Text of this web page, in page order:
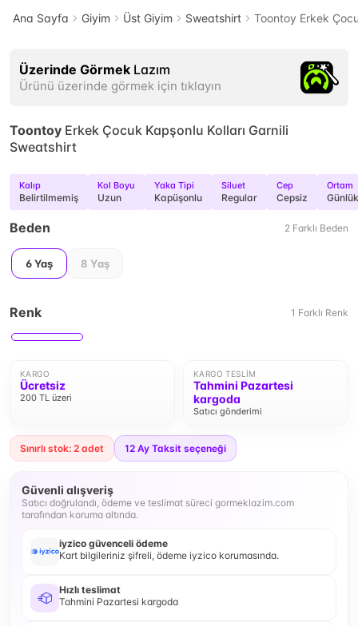
Ana Sayfa Giyim Üst Giyim Sweatshirt Toontoy Erkek
Üzerinde Görmek Lazım
Ürünü üzerinde görmek için tıklayın
Toontoy Erkek Çocuk Kapşonlu Kolları Garnili
Sweatshirt
Kalıp
Belirtilmemiş
Kol Boyu
Uzun
Yaka Tipi
Kapüşonlu
Siluet
Regular
Cep
Cepsiz
Ortam
Günlük
Beden 2 Farklı Beden
6 Yaş 8 Yaş
Renk 1 Farklı Renk
KARGO
Ücretsiz
200 TL üzeri
KARGO TESLIM
Tahmini Pazartesi
kargoda
Satıcı gönderimi
Sınırlı stok: 2 adet 12 Ay Taksit seçeneği
Güvenli alışveriş
Satıcı doğrulandı, ödeme ve teslimat süreci gormeklazim.com
tarafından koruma altında.
iyzico güvenceli ödeme
Kart bilgileriniz şifreli, ödeme iyzico korumasında.
Hızlı teslimat
Tahmini Pazartesi kargoda